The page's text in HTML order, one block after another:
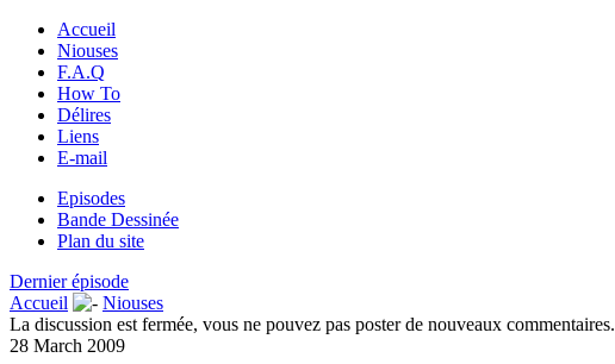
Accueil
Niouses
F.A.Q
How To
Délires
Liens
E-mail
Episodes
Bande Dessinée
Plan du site
Dernier épisode
Accueil
Niouses
La discussion est fermée, vous ne pouvez pas poster de nouveaux commentaires.
28 March 2009